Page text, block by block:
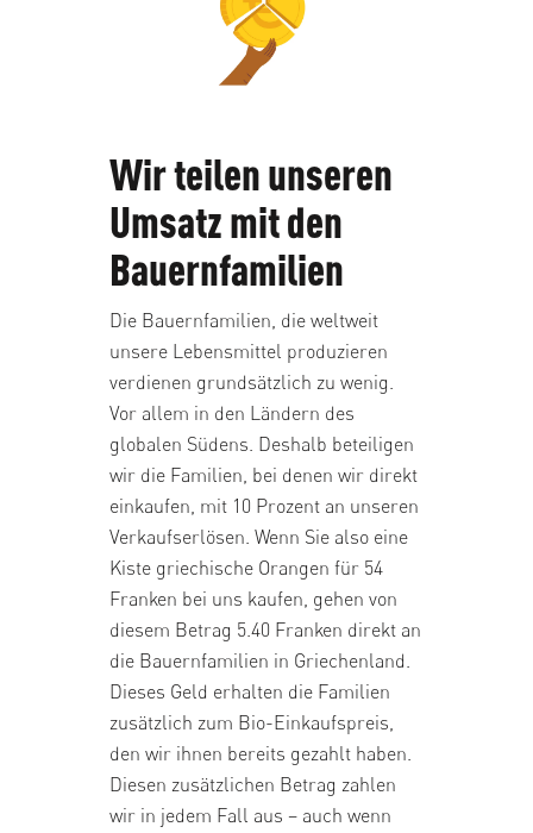
Wir teilen unseren
Umsatz mit den
Bauernfamilien
Die Bauernfamilien, die weltweit
unsere Lebensmittel produzieren
verdienen grundsätzlich zu wenig.
Vor allem in den Ländern des
globalen Südens. Deshalb beteiligen
wir die Familien, bei denen wir direkt
einkaufen, mit 10 Prozent an unseren
Verkaufserlösen. Wenn Sie also eine
Kiste griechische Orangen für 54
Franken bei uns kaufen, gehen von
diesem Betrag 5.40 Franken direkt an
die Bauernfamilien in Griechenland.
Dieses Geld erhalten die Familien
zusätzlich zum Bio-Einkaufspreis,
den wir ihnen bereits gezahlt haben.
Diesen zusätzlichen Betrag zahlen
wir in jedem Fall aus – auch wenn